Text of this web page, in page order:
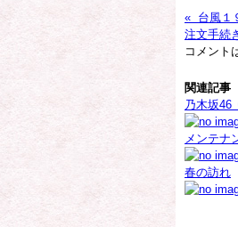
« 台風１
注文手続
コメント
関連記事
乃木坂46
メンテナ
春の訪れ